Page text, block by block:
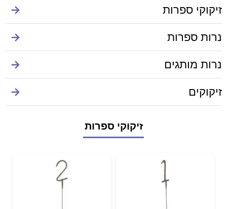
זיקוקי ספרות →
נרות ספרות →
נרות מותגים →
זיקוקים →
זיקוקי ספרות